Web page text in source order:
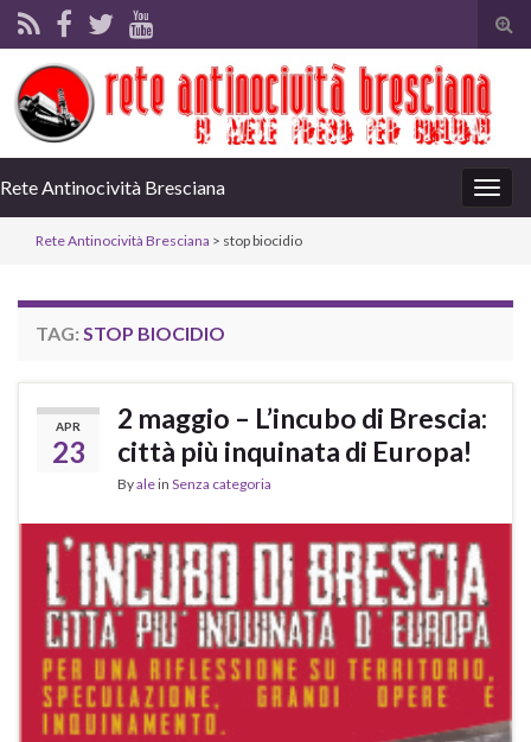
Rete Antinocività Bresciana
Rete Antinocività Bresciana > stop biocidio
TAG: STOP BIOCIDIO
APR
23
2 maggio – L’incubo di Brescia:
città più inquinata di Europa!
Byalein Senza categoria